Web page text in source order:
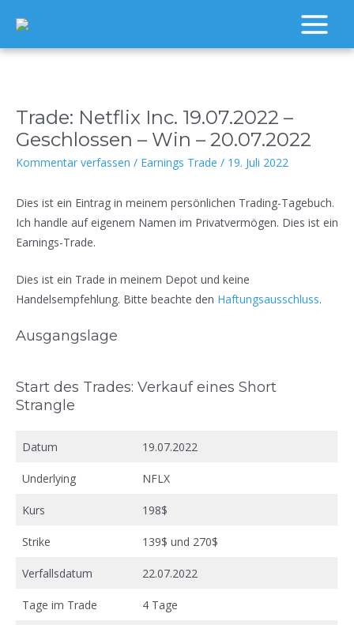
Inhalt
springen
Main
Trade: Netflix Inc. 19.07.2022 –
Geschlossen – Win – 20.07.2022
Kommentar verfassen / Earnings Trade / 19. Juli 2022
Dies ist ein Eintrag in meinem persönlichen Trading-Tagebuch.
Ich handle auf eigenem Namen im Privatvermögen. Dies ist ein
Earnings-Trade.
Dies ist ein Trade in meinem Depot und keine
Handelsempfehlung. Bitte beachte den Haftungsausschluss.
Ausgangslage
Start des Trades: Verkauf eines Short
Strangle
Datum 19.07.2022
Underlying NFLX
Kurs 198$
Strike 139$ und 270$
Verfallsdatum 22.07.2022
Tage im Trade 4 Tage